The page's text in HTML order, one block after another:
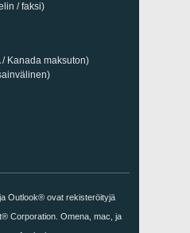
/ faksi)
Kanada maksuton)
Outlook® ovat rekisteröityjä
Corporation. Omena, mac, ja